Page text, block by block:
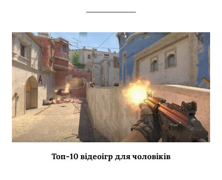
Топ-10 відеоігр для чоловіків